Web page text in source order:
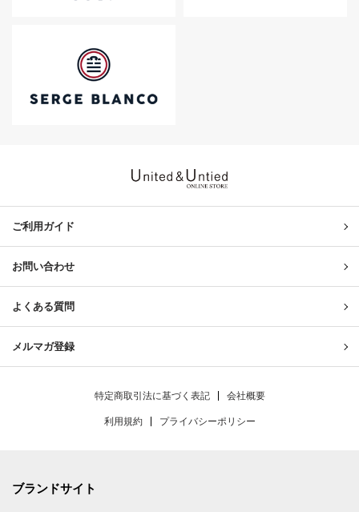
ご利用ガイド
お問い合わせ
よくある質問
メルマガ登録
特定商取引法に基づく表記 会社概要
利用規約 プライバシーポリシー
ブランドサイト